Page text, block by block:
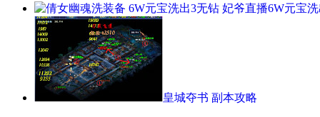
6W元宝
皇城夺书 副本攻略